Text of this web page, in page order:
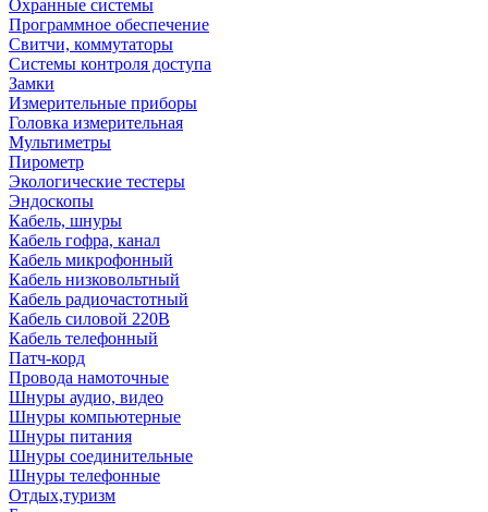
Охранные системы
Программное обеспечение
Свитчи, коммутаторы
Системы контроля доступа
Замки
Измерительные приборы
Головка измерительная
Мультиметры
Пирометр
Экологические тестеры
Эндоскопы
Кабель, шнуры
Кабель гофра, канал
Кабель микрофонный
Кабель низковольтный
Кабель радиочастотный
Кабель силовой 220В
Кабель телефонный
Патч-корд
Провода намоточные
Шнуры аудио, видео
Шнуры компьютерные
Шнуры питания
Шнуры соединительные
Шнуры телефонные
Отдых,туризм